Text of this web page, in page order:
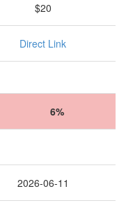
$20
Direct Link
6%
2026-06-11